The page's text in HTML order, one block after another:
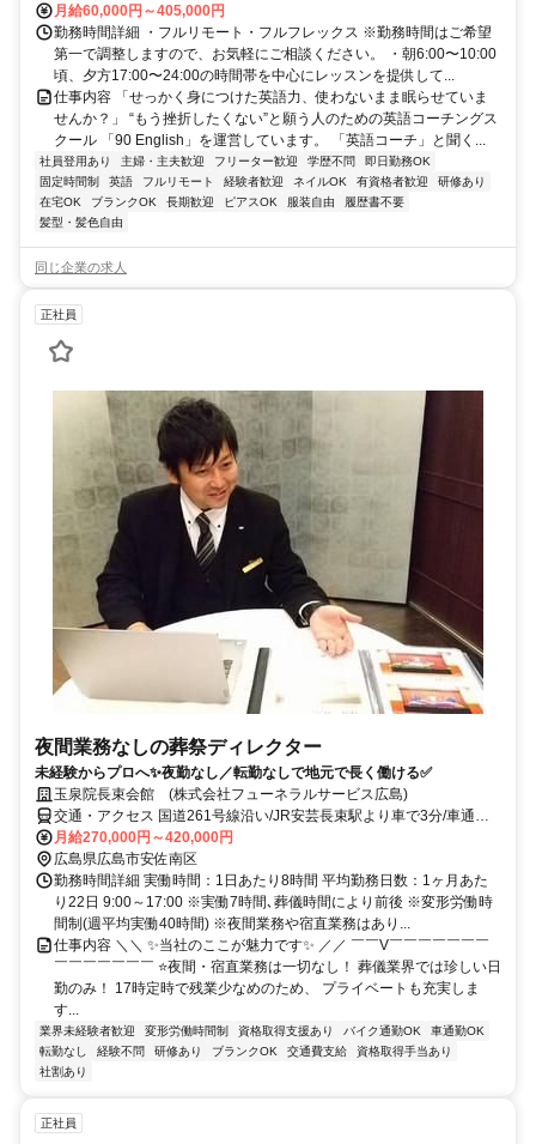
月給60,000円～405,000円
勤務時間詳細 ・フルリモート・フルフレックス ※勤務時間はご希望
第一で調整しますので、お気軽にご相談ください。 ・朝6:00〜10:00
頃、夕方17:00〜24:00の時間帯を中心にレッスンを提供して...
仕事内容 「せっかく身につけた英語力、使わないまま眠らせていま
せんか？」 “もう挫折したくない”と願う人のための英語コーチングス
クール 「90 English」を運営しています。 「英語コーチ」と聞く...
社員登用あり 主婦・主夫歓迎 フリーター歓迎 学歴不問
即日勤務OK
固定時間制
英語 フルリモート 経験者歓迎 ネイルOK 有資格者歓迎
研修あり
在宅OK
ブランクOK 長期歓迎 ピアスOK 服装自由
履歴書不要
髪型・髪色自由
同じ企業の求人
正社員
夜間業務なしの葬祭ディレクター
未経験からプロへ✨夜勤なし／転勤なしで地元で長く働ける✅
玉泉院長束会館 (株式会社フューネラルサービス広島)
交通・アクセス 国道261号線沿い/JR安芸長束駅より車で3分/車通勤
OK
月給270,000円～420,000円
広島県広島市安佐南区
勤務時間詳細 実働時間：1日あたり8時間 平均勤務日数：1ヶ月あた
り22日 9:00～17:00 ※実働7時間､葬儀時間により前後 ※変形労働時
間制(週平均実働40時間) ※夜間業務や宿直業務はあり...
仕事内容 ＼＼ ✨当社のここが魅力です✨ ／／ ￣￣V￣￣￣￣￣￣￣
￣￣￣￣￣￣￣ ⭐夜間・宿直業務は一切なし！ 葬儀業界では珍しい日
勤のみ！ 17時定時で残業少なめのため、 プライベートも充実しま
す...
業界未経験者歓迎 変形労働時間制 資格取得支援あり バイク通勤OK
車通勤OK
転勤なし
経験不問 研修あり ブランクOK 交通費支給
資格取得手当あり
社割あり
正社員